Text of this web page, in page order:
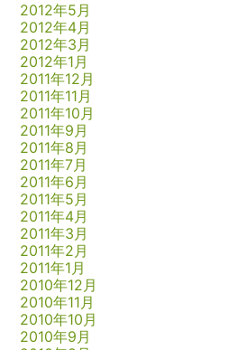
2012年5月
2012年4月
2012年3月
2012年1月
2011年12月
2011年11月
2011年10月
2011年9月
2011年8月
2011年7月
2011年6月
2011年5月
2011年4月
2011年3月
2011年2月
2011年1月
2010年12月
2010年11月
2010年10月
2010年9月